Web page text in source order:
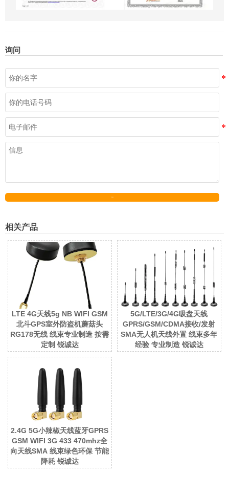
询问
相关产品
LTE 4G天线5g NB WIFI GSM
北斗GPS室外防盗机蘑菇头
RG178无线 线束专业制造 按需
定制 锐诚达
5G/LTE/3G/4G吸盘天线
GPRS/GSM/CDMA接收/发射
SMA无人机天线外置 线束多年
经验 专业制造 锐诚达
2.4G 5G小辣椒天线蓝牙GPRS
GSM WIFI 3G 433 470mhz全
向天线SMA 线束绿色环保 节能
降耗 锐诚达